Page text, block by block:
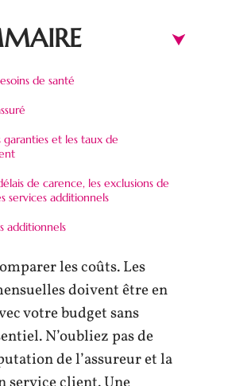
de santé
garanties et les taux de
de carence, les exclusions de
services additionnels
additionnels
les coûts. Les
doivent être en
votre budget sans
N’oubliez pas de
de l’assureur et la